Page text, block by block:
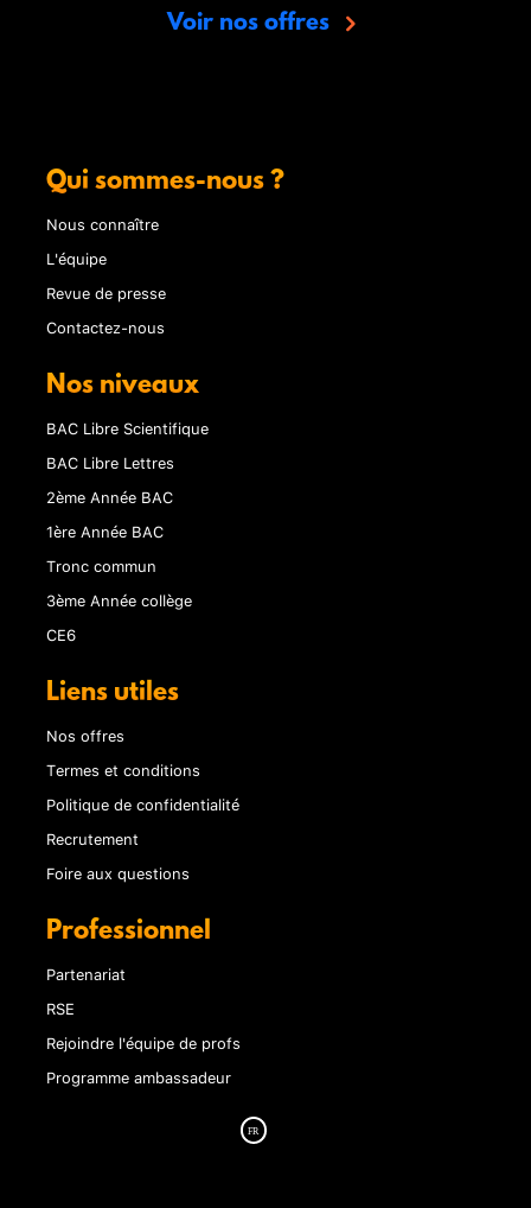
Voir nos offres
Qui sommes-nous ?
Nous connaître
L'équipe
Revue de presse
Contactez-nous
Nos niveaux
BAC Libre Scientifique
BAC Libre Lettres
2ème Année BAC
1ère Année BAC
Tronc commun
3ème Année collège
CE6
Liens utiles
Nos offres
Termes et conditions
Politique de confidentialité
Recrutement
Foire aux questions
Professionnel
Partenariat
RSE
Rejoindre l'équipe de profs
Programme ambassadeur